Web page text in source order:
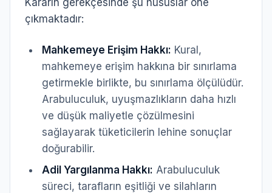
Kararın gerekçesinde şu hususlar öne
çıkmaktadır:
Mahkemeye Erişim Hakkı: Kural,
mahkemeye erişim hakkına bir sınırlama
getirmekle birlikte, bu sınırlama ölçülüdür.
Arabuluculuk, uyuşmazlıkların daha hızlı
ve düşük maliyetle çözülmesini
sağlayarak tüketicilerin lehine sonuçlar
doğurabilir.
Adil Yargılanma Hakkı: Arabuluculuk
süreci, tarafların eşitliği ve silahların